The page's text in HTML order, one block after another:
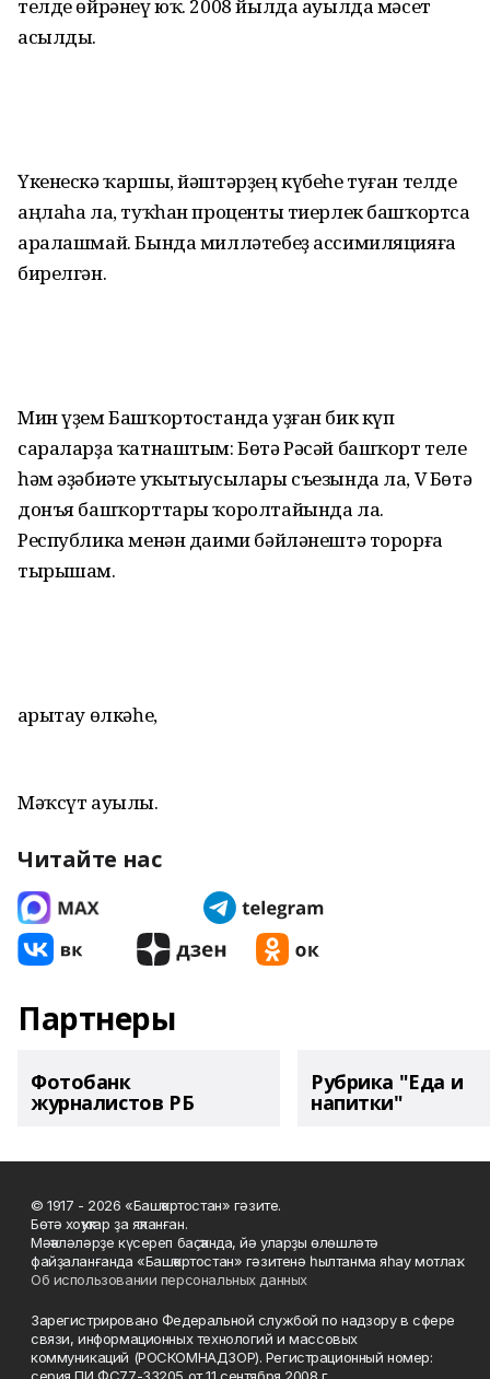
телде өйрәнеү юҡ. 2008 йылда ауылда мәсет
асылды.
Үкенескә ҡаршы, йәштәрҙең күбеһе туған телде
аңлаһа ла, туҡһан проценты тиерлек башҡортса
аралашмай. Бында милләтебеҙ ассимиляцияға
бирелгән.
Мин үҙем Башҡортостанда уҙған бик күп
сараларҙа ҡатнаштым: Бөтә Рәсәй башҡорт теле
һәм әҙәбиәте уҡытыусылары съезында ла, V Бөтә
донъя башҡорттары ҡоролтайында ла.
Республика менән даими бәйләнештә торорға
тырышам.
Һарытау өлкәһе,
Мәҡсүт ауылы.
Читайте нас
Партнеры
Фотобанк
журналистов РБ
Рубрика "Еда и
напитки"
© 1917 - 2026 «Башҡортостан» гәзите.
Бөтә хоҡуҡтар ҙа яҡланған.
Мәҡәләләрҙе күсереп баҫҡанда, йә уларҙы өлөшләтә
файҙаланғанда «Башҡортостан» гәзитенә һылтанма яһау мотлаҡ.
Об использовании персональных данных
Зарегистрировано Федеральной службой по надзору в сфере
связи, информационных технологий и массовых
коммуникаций (РОСКОМНАДЗОР). Регистрационный номер: